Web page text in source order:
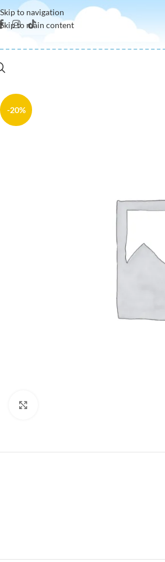
Skip to navigation
Skip to main content
-20%